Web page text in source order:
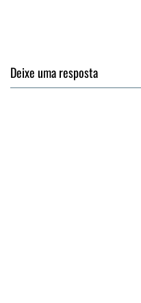
Deixe uma resposta